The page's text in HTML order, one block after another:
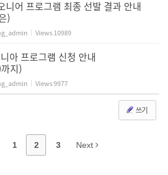
니어 프로그램 최종 선발 결과 안내
)
Views10989
아 프로그램 신청 안내
지)
Views9977
쓰기
1 2 3 Next